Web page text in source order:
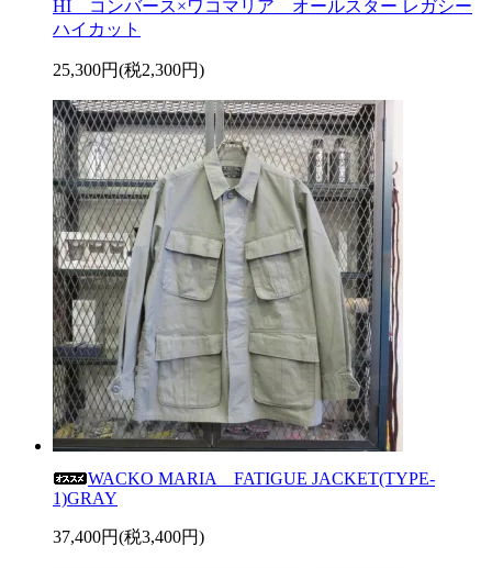
HI コンバース×ワコマリア オールスター レガシー
ハイカット
25,300円(税2,300円)
WACKO MARIA FATIGUE JACKET(TYPE-
1)GRAY
37,400円(税3,400円)